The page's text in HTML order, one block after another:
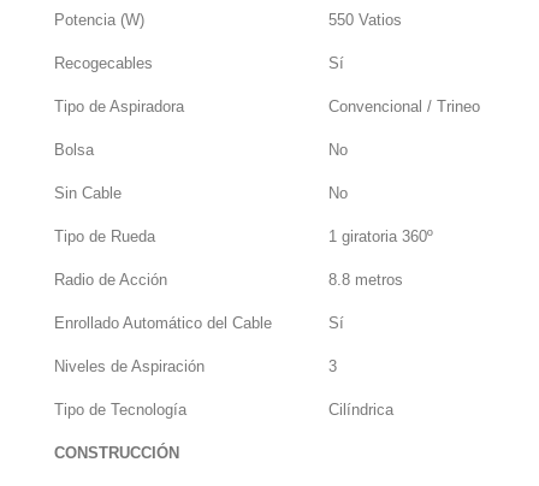
Potencia (W) 550 Vatios
Recogecables Sí
Tipo de Aspiradora Convencional / Trineo
Bolsa No
Sin Cable No
Tipo de Rueda 1 giratoria 360º
Radio de Acción 8.8 metros
Enrollado Automático del Cable Sí
Niveles de Aspiración 3
Tipo de Tecnología Cilíndrica
CONSTRUCCIÓN